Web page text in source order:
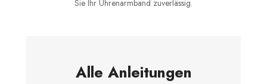
Sie Ihr Uhrenarmband zuverlässig.
Alle Anleitungen